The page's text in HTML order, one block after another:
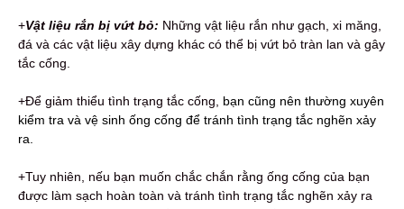
+Vật liệu rắn bị vứt bỏ: Những vật liệu rắn như gạch, xi măng,
đá và các vật liệu xây dựng khác có thể bị vứt bỏ tràn lan và gây
tắc cống.
+Để giảm thiểu tình trạng tắc cống, bạn cũng nên thường xuyên
kiểm tra và vệ sinh ống cống để tránh tình trạng tắc nghẽn xảy
ra.
+Tuy nhiên, nếu bạn muốn chắc chắn rằng ống cống của bạn
được làm sạch hoàn toàn và tránh tình trạng tắc nghẽn xảy ra